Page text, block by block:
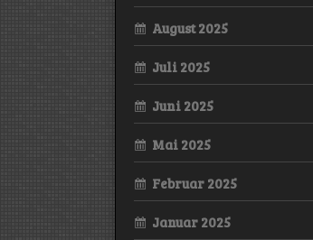
August 2025
Juli 2025
Juni 2025
Mai 2025
Februar 2025
Januar 2025